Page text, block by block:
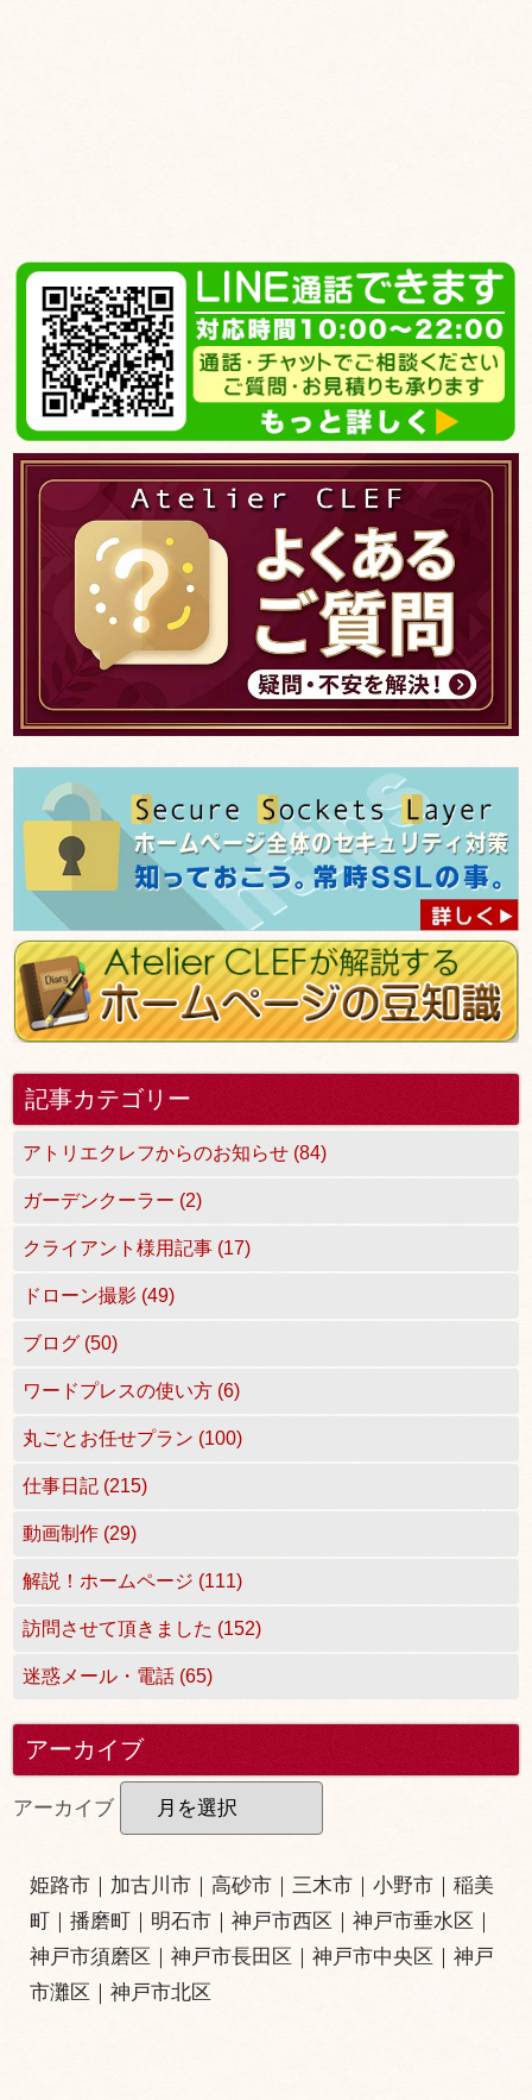
記事カテゴリー
アトリエクレフからのお知らせ (84)
ガーデンクーラー (2)
クライアント様用記事 (17)
ドローン撮影 (49)
ブログ (50)
ワードプレスの使い方 (6)
丸ごとお任せプラン (100)
仕事日記 (215)
動画制作 (29)
解説！ホームページ (111)
訪問させて頂きました (152)
迷惑メール・電話 (65)
アーカイブ
アーカイブ
姫路市 加古川市 高砂市 ｜三木市 ｜小野市｜稲美
町
｜播磨町 明石市 ｜神戸市西区 ｜神戸市垂水区
神戸市須磨区
｜神戸市長田区 ｜神戸市中央区 ｜神戸
市灘区
｜神戸市北区